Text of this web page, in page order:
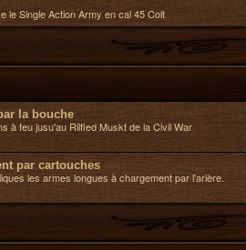
le Single Action Army en cal 45 Colt
la bouche
à feu jusu'au Rilfled Muskt de la Civil War
par cartouches
les armes longues à chargement par l'arière.